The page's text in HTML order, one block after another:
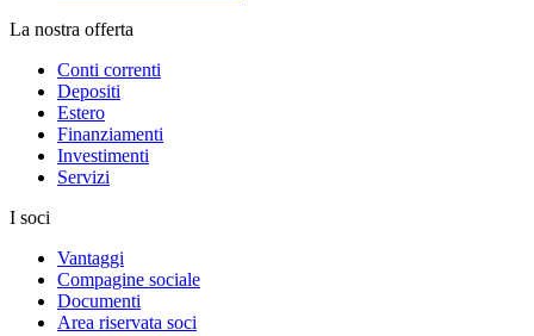
La nostra offerta
Conti correnti
Depositi
Estero
Finanziamenti
Investimenti
Servizi
I soci
Vantaggi
Compagine sociale
Documenti
Area riservata soci